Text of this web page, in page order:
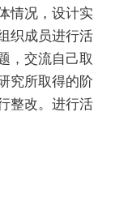
情况，设计实
织成员进行活
，交流自己取
究所取得的阶
整改。进行活